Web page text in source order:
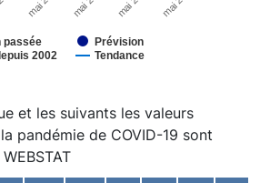
passée
Prévision
2002
Tendance
et les suivants les valeurs
pandémie de COVID-19 sont